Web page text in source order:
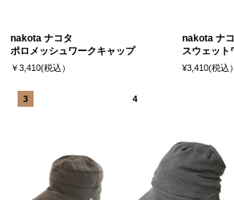
nakota ナコタ
ポロメッシュワークキャップ
￥3,410(税込）
nakota ナ
スウェット
¥3,410(税込）